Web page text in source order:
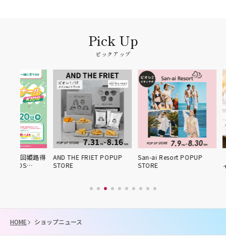
ピックアップ
姫路得
AND THE FRIET POPUP
STORE
San-ai Resort POPUP
【7/15
ィスリ
HOME ショップニュース